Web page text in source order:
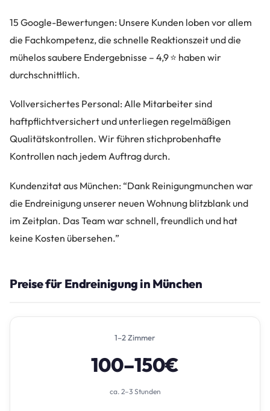
15 Google-Bewertungen: Unsere Kunden loben vor allem
die Fachkompetenz, die schnelle Reaktionszeit und die
mühelos saubere Endergebnisse – 4,9 ⭐ haben wir
durchschnittlich.
Vollversichertes Personal: Alle Mitarbeiter sind
haftpflichtversichert und unterliegen regelmäßigen
Qualitätskontrollen. Wir führen stichprobenhafte
Kontrollen nach jedem Auftrag durch.
Kundenzitat aus München: “Dank Reinigungmunchen war
die Endreinigung unserer neuen Wohnung blitzblank und
im Zeitplan. Das Team war schnell, freundlich und hat
keine Kosten übersehen.”
Preise für Endreinigung in München
1–2 Zimmer
100–150€
ca. 2–3 Stunden